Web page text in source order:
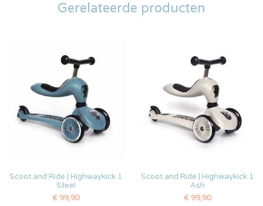
Gerelateerde producten
Scoot and Ride | Highwaykick 1
Steel
€ 99,90
Scoot and Ride | Highwaykick 1
Ash
€ 99,90